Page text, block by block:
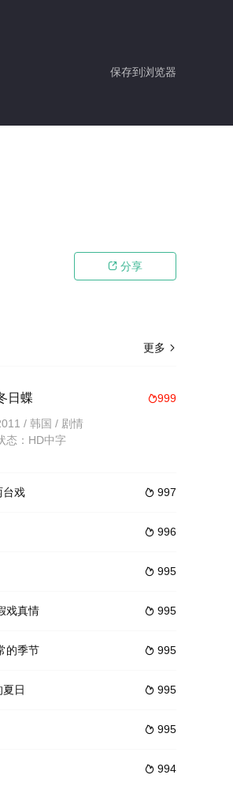
保存到浏览器
 分享
亡与
一站爆
的少年。罗伦特的父亲是个成功的医生，母亲克
更多 
999
日蝶
/ 韩国 / 剧情
态：HD中字
 997
台戏
 996
 995
 995
戏真情
 995
的季节
 995
日
 995
 994